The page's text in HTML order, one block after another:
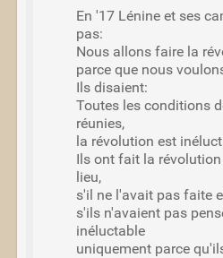
En '17 Lénine et ses
pas:
Nous allons faire la
parce que nous
Ils disaient:
Toutes les conditions
réunies,
la révolution est
Ils ont fait la
lieu,
s'il ne l'avait pas faite
s'ils n'avaient pas
inéluctable
uniquement parce